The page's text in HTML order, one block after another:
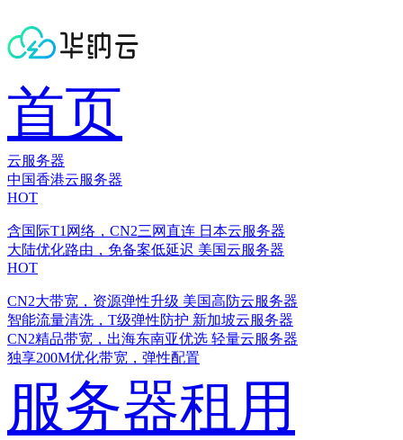
首页
云服务器
中国香港云服务器
HOT
含国际T1网络，CN2三网直连 日本云服务器
大陆优化路由，免备案低延迟 美国云服务器
HOT
CN2大带宽，资源弹性升级 美国高防云服务器
智能流量清洗，T级弹性防护 新加坡云服务器
CN2精品带宽，出海东南亚优选 轻量云服务器
独享200M优化带宽，弹性配置
服务器租用